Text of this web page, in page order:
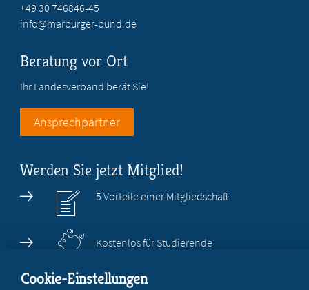
+49 30 746846-45
info@marburger-bund.de
Beratung vor Ort
Ihr Landesverband berät Sie!
Ansprechpartner
Werden Sie jetzt Mitglied!
5 Vorteile einer Mitgliedschaft
Kostenlos für Studierende
Cookie-Einstellungen